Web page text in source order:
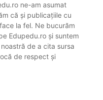
ne-am asumat
că și publicațiile cu
la fel. Ne bucurăm
Edupedu.ro și suntem
de a cita sursa
de respect și